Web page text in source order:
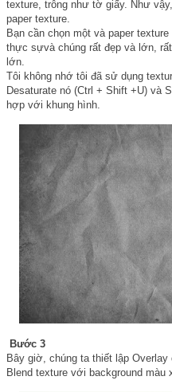
texture, trông như tờ giấy. Như
paper texture.
Bạn cần chọn một và paper
thực sựvà chúng rất đẹp và lớn,
lớn.
Tôi không nhớ tôi đã sử dụng
Desaturate nó (Ctrl + Shift +U) và
hợp với khung hình.
Bước 3
Bây giờ, chúng ta thiết lập
Blend texture với background màu